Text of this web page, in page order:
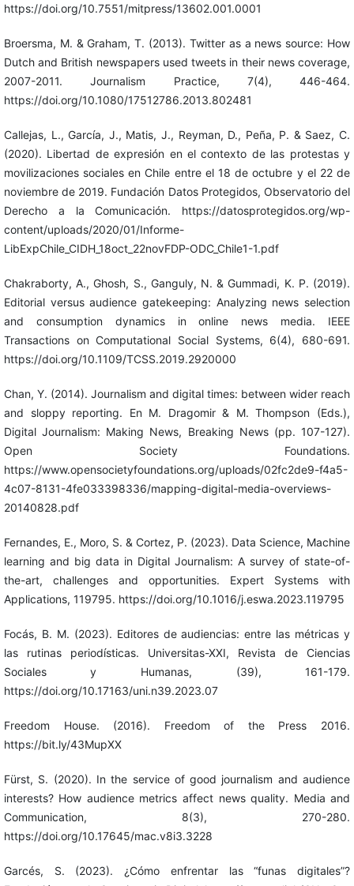
https://doi.org/10.7551/mitpress/13602.001.0001
Broersma, M. & Graham, T. (2013). Twitter as a news source: How
Dutch and British newspapers used tweets in their news coverage,
2007-2011. Journalism Practice, 7(4), 446-464.
https://doi.org/10.1080/17512786.2013.802481
Callejas, L., García, J., Matis, J., Reyman, D., Peña, P. & Saez, C.
(2020). Libertad de expresión en el contexto de las protestas y
movilizaciones sociales en Chile entre el 18 de octubre y el 22 de
noviembre de 2019. Fundación Datos Protegidos, Observatorio del
Derecho a la Comunicación. https://datosprotegidos.org/wp-
content/uploads/2020/01/Informe-
LibExpChile_CIDH_18oct_22novFDP-ODC_Chile1-1.pdf
Chakraborty, A., Ghosh, S., Ganguly, N. & Gummadi, K. P. (2019).
Editorial versus audience gatekeeping: Analyzing news selection
and consumption dynamics in online news media. IEEE
Transactions on Computational Social Systems, 6(4), 680-691.
https://doi.org/10.1109/TCSS.2019.2920000
Chan, Y. (2014). Journalism and digital times: between wider reach
and sloppy reporting. En M. Dragomir & M. Thompson (Eds.),
Digital Journalism: Making News, Breaking News (pp. 107-127).
Open Society Foundations.
https://www.opensocietyfoundations.org/uploads/02fc2de9-f4a5-
4c07-8131-4fe033398336/mapping-digital-media-overviews-
20140828.pdf
Fernandes, E., Moro, S. & Cortez, P. (2023). Data Science, Machine
learning and big data in Digital Journalism: A survey of state-of-
the-art, challenges and opportunities. Expert Systems with
Applications, 119795. https://doi.org/10.1016/j.eswa.2023.119795
Focás, B. M. (2023). Editores de audiencias: entre las métricas y
las rutinas periodísticas. Universitas-XXI, Revista de Ciencias
Sociales y Humanas, (39), 161-179.
https://doi.org/10.17163/uni.n39.2023.07
Freedom House. (2016). Freedom of the Press 2016.
https://bit.ly/43MupXX
Fürst, S. (2020). In the service of good journalism and audience
interests? How audience metrics affect news quality. Media and
Communication, 8(3), 270-280.
https://doi.org/10.17645/mac.v8i3.3228
Garcés, S. (2023). ¿Cómo enfrentar las “funas digitales”?